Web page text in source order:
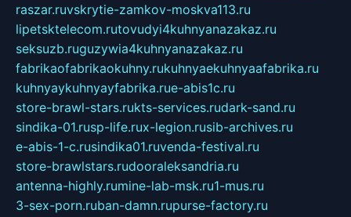
raszar.ruvskrytie-zamkov-moskva113.ru
lipetsktelecom.rutovudyi4kuhnyanazakaz.ru
seksuzb.ruguzywia4kuhnyanazakaz.ru
fabrikaofabrikaokuhny.rukuhnyaekuhnyaafabrika.ru
kuhnyaykuhnyayfabrika.rue-abis1c.ru
store-brawl-stars.rukts-services.rudark-sand.ru
sindika-01.rusp-life.rux-legion.rusib-archives.ru
e-abis-1-c.rusindika01.ruvenda-festival.ru
store-brawlstars.rudooraleksandria.ru
antenna-highly.rumine-lab-msk.ru1-mus.ru
3-sex-porn.ruban-damn.rupurse-factory.ru